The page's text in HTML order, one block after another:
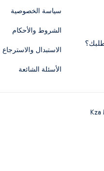
سياسة الخصوصية
الشروط والأحكام
الاستبدال والاسترجاع
الأسئلة الشائعة